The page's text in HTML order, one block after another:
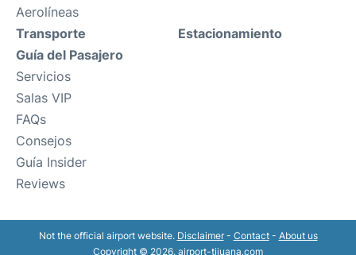
Aerolíneas
Transporte
Guía del Pasajero
Servicios
Salas VIP
FAQs
Consejos
Guía Insider
Reviews
Estacionamiento
Not the official airport website. Disclaimer- Contact- About us
Copyright © 2026. airport-tijuana.com